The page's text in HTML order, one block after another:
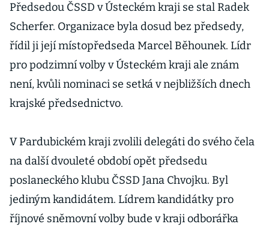
Předsedou ČSSD v Ústeckém kraji se stal Radek
Scherfer. Organizace byla dosud bez předsedy,
řídil ji její místopředseda Marcel Běhounek. Lídr
pro podzimní volby v Ústeckém kraji ale znám
není, kvůli nominaci se setká v nejbližších dnech
krajské předsednictvo.
V Pardubickém kraji zvolili delegáti do svého čela
na další dvouleté období opět předsedu
poslaneckého klubu ČSSD Jana Chvojku. Byl
jediným kandidátem. Lídrem kandidátky pro
říjnové sněmovní volby bude v kraji odborářka